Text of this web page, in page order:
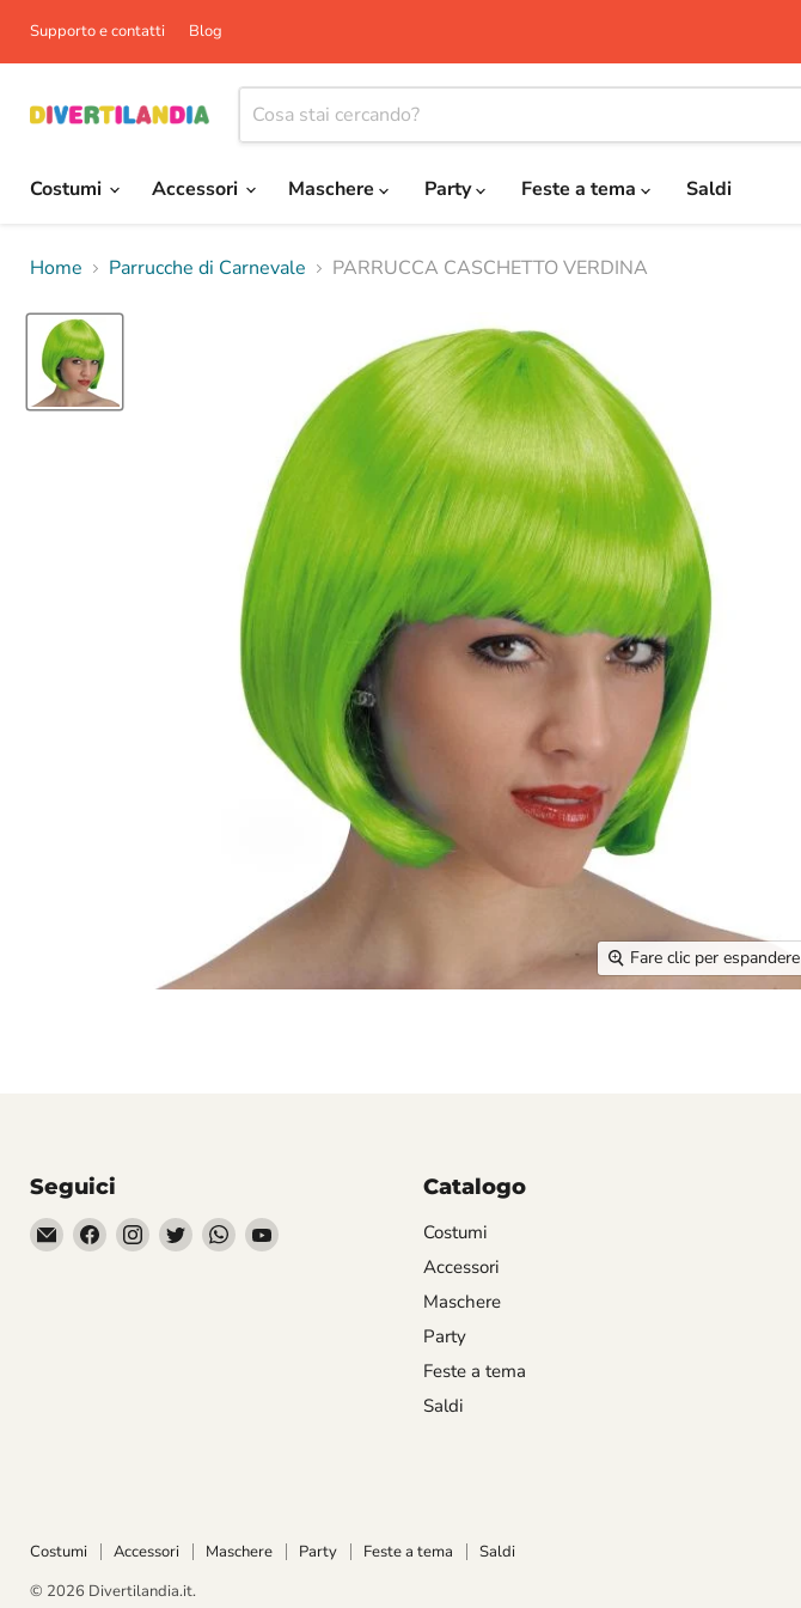
Supporto e contatti Blog
Costumi Accessori Maschere Party Feste a tema Saldi
Home Parrucche di Carnevale PARRUCCA CASCHETTO VERDINA
Fare clic per espandere
Seguici
EmailTrovaciTrovaciTrovaciTrovaciTrovaci
Catalogo
Costumi
Accessori
Maschere
Party
Feste a tema
Saldi
Costumi Accessori Maschere Party Feste a tema
Saldi
© 2026 Divertilandia.it.